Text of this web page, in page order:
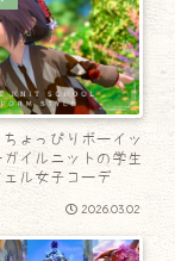
ちょっぴりボーイッ
イルニットの学生
ル女子コーデ
2026.03.02